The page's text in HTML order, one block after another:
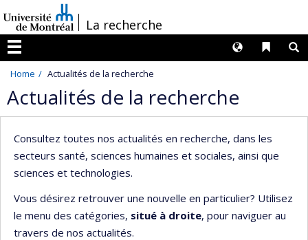
au
contenu
/La recherche
Menu
Liens
Langues
Home Actualités de la recherche
Actualités de la recherche
Consultez toutes nos actualités en recherche, dans les
secteurs santé, sciences humaines et sociales, ainsi que
sciences et technologies.
Vous désirez retrouver une nouvelle en particulier? Utilisez
le menu des catégories, situé à droite, pour naviguer au
travers de nos actualités.